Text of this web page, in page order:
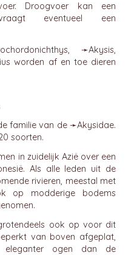
Droogvoer kan een
eventueel een
➛Akysis,
worden af en toe dieren
familie van de ➛Akysidae.
soorten.
in zuidelijk Azië over een
Als alle leden uit de
rivieren, meestal met
op modderige bodems
ook op voor dit
van boven afgeplat,
ogen dan de